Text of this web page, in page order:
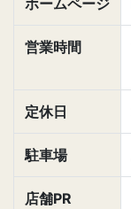
ホームページ
営業時間
定休日
駐車場
店舗PR